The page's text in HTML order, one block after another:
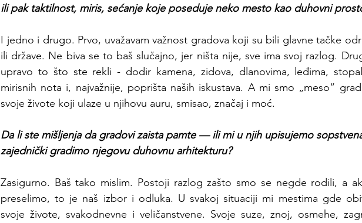
ili pak taktilnost, miris, sećanje koje poseduje neko mesto kao duhovni
I jedno i drugo. Prvo, uvažavam važnost gradova koji su bili glavne tačke
ili države. Ne biva se to baš slučajno, jer ništa nije, sve ima svoj razlog.
upravo to što ste rekli - dodir kamena, zidova, dlanovima, leđima,
mirisnih nota i, najvažnije, poprišta naših iskustava. A mi smo „meso”
svoje živote koji ulaze u njihovu auru, smisao, značaj i moć.
Da li ste mišljenja da gradovi zaista pamte — ili mi u njih upisujemo
zajednički gradimo njegovu duhovnu arhitekturu?
Zasigurno. Baš tako mislim. Postoji razlog zašto smo se negde rodili, a
preselimo, to je naš izbor i odluka. U svakoj situaciji mi mestima gde
svoje živote, svakodnevne i veličanstvene. Svoje suze, znoj, osmehe,